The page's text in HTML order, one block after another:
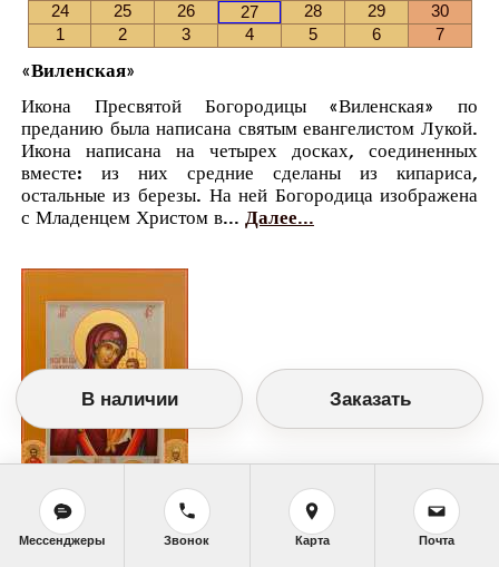
24
25 26 27 28 29
30
1
2 3 4 5 6 7
«Виленская»
Икона Пресвятой Богородицы «Виленская» по
преданию была написана святым евангелистом Лукой.
Икона написана на четырех досках, соединенных
вместе: из них средние сделаны из кипариса,
остальные из березы. На ней Богородица изображена
с Младенцем Христом в... Далее...
В наличии Заказать
Мессенджеры Звонок Карта Почта